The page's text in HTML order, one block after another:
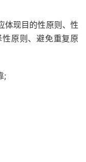
现目的性原则、性
原则、避免重复原
;